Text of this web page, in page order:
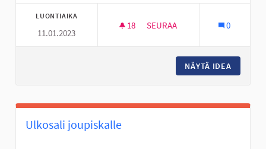
LUONTIAIKA
11.01.2023
18 18 SEURAAJAA
SEURAA 0
NÄYTÄ IDEA
Ulkosali joupiskalle